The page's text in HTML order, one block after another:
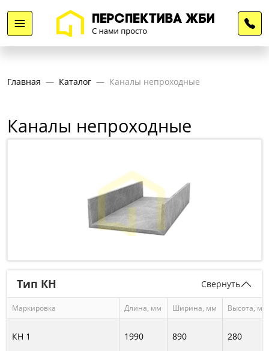
Главная Каталог Каналы непроходные
Каналы непроходные
Тип КН Свернуть
Маркировка Длина, мм Ширина, мм Высота, мм
КН 1 1990 890 280